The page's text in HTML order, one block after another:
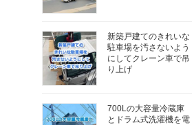
新築戸建てのきれいな
駐車場を汚さないよう
にしてクレーン車で吊
り上げ
700Lの大容量冷蔵庫
とドラム式洗濯機を電